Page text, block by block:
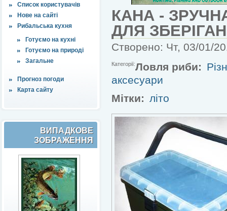
Список користувачів
Нове на сайті
Рибальська кухня
Готуємо на кухні
Готуємо на природі
Загальне
Прогноз погоди
Карта сайту
ВИПАДКОВЕ
ЗОБРАЖЕННЯ
КАНА -
ДЛЯ
Створено: Чт, 03/01/
Категорії:Ловля риби:
аксесуари
Мітки: літо